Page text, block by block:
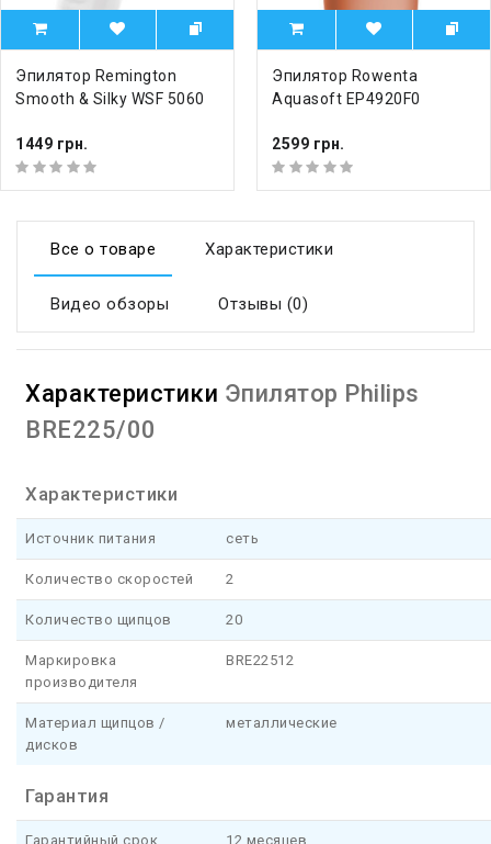
Эпилятор Remington
Smooth & Silky WSF 5060
1449 грн.
Эпилятор Rowenta
Aquasoft EP4920F0
2599 грн.
Все о товаре Характеристики
Видео обзоры Отзывы (0)
Характеристики Эпилятор Philips
BRE225/00
Характеристики
Источник питания сеть
Количество скоростей 2
Количество щипцов 20
Маркировка
производителя
BRE22512
Материал щипцов /
дисков
металлические
Гарантия
Гарантийный срок 12 месяцев